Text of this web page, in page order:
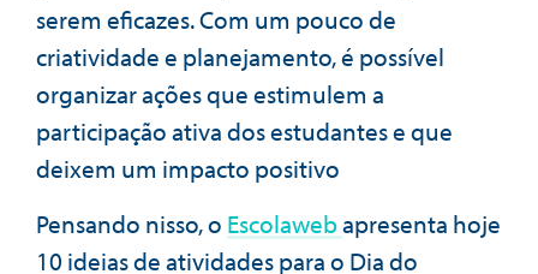
serem eficazes. Com um pouco de
criatividade e planejamento, é possível
organizar ações que estimulem a
participação ativa dos estudantes e que
deixem um impacto positivo
Pensando nisso, o Escolawebapresenta hoje
10 ideias de atividades para o Dia do